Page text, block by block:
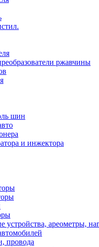
ржавчины
шин
и инжектора
устройства, ареометры,
провода